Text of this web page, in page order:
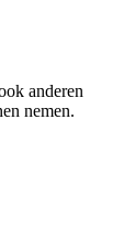
anderen
nemen.